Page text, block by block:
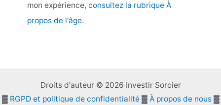
mon expérience, consultez la rubrique À
propos de l'âge.
Droits d'auteur © 2026 Investir Sorcier
▓ RGPD et politique de confidentialité▓ À propos de nous▓